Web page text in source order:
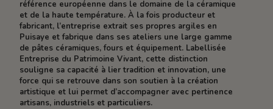
référence européenne dans le domaine de la céramique
et de la haute température. À la fois producteur et
fabricant, l’entreprise extrait ses propres argiles en
Puisaye et fabrique dans ses ateliers une large gamme
de pâtes céramiques, fours et équipement. Labellisée
Entreprise du Patrimoine Vivant, cette distinction
souligne sa capacité à lier tradition et innovation, une
force qui se retrouve dans son soutien à la création
artistique et lui permet d’accompagner avec pertinence
artisans, industriels et particuliers.